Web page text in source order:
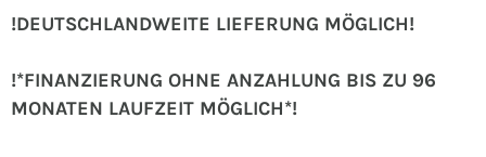
!DEUTSCHLANDWEITE LIEFERUNG MÖGLICH!
!*FINANZIERUNG OHNE ANZAHLUNG BIS ZU 96
MONATEN LAUFZEIT MÖGLICH*!